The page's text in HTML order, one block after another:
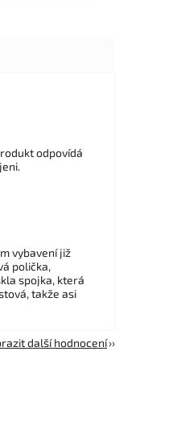
odpovídá
vybavení již
polička,
spojka, která
takže asi
další hodnocení